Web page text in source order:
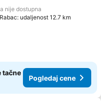
nije dostupna
udaljenost 12.7 km
tačne
Pogledaj cene